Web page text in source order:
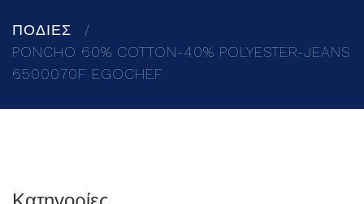
ΠΟΔΙΕΣ
PONCHO 60% COTTON-40% POLYESTER-JEANS
6500070F EGOCHEF